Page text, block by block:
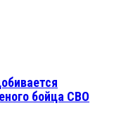
бойца СВО